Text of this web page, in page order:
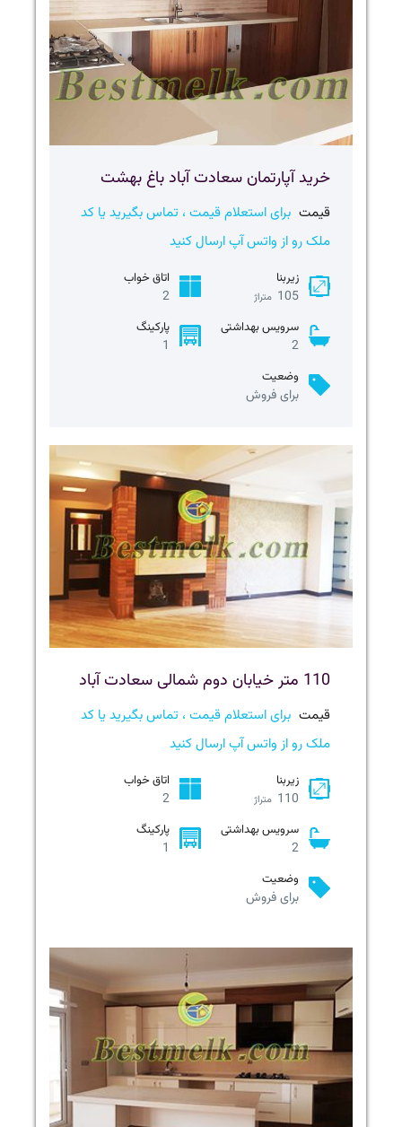
خرید آپارتمان سعادت آباد باغ بهشت
قیمت برای استعلام قیمت ، تماس بگیرید یا کد
ملک رو از واتس آپ ارسال کنید
زیربنا
105 متراژ
اتاق خواب
2
سرویس بهداشتی
2
پارکینگ
1
وضعیت
برای فروش
110 متر خیابان دوم شمالی سعادت آباد
قیمت برای استعلام قیمت ، تماس بگیرید یا کد
ملک رو از واتس آپ ارسال کنید
زیربنا
110 متراژ
اتاق خواب
2
سرویس بهداشتی
2
پارکینگ
1
وضعیت
برای فروش